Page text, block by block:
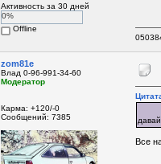
Активность за 30 дней
0%
Offline
zom81e
Влад 0-96-991-34-60
Модератор
Карма: +120/-0
Сообщений: 7385
давай
Все